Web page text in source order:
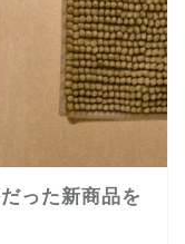
った新商品を